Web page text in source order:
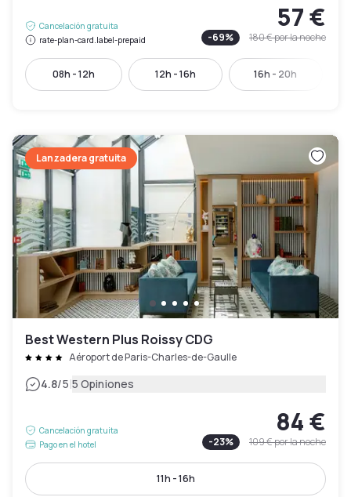
Cancelación gratuita
rate-plan-card.label-prepaid
57 €
-69% 180 €por la noche
08h - 12h 12h - 16h 16h - 20h
Lanzadera gratuita
Best Western Plus Roissy CDG
Aéroport de Paris-Charles-de-Gaulle
4.8/5|5 Opiniones
Cancelación gratuita
Pago en el hotel
84 €
-23% 109 €por la noche
11h - 16h